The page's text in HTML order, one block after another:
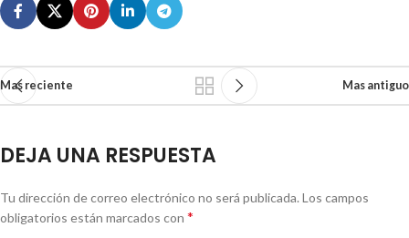
Mas reciente Mas antiguo
DEJA UNA RESPUESTA
Tu dirección de correo electrónico no será publicada. Los campos
obligatorios están marcados con *